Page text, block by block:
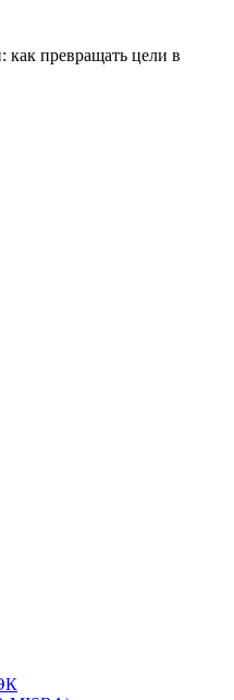
как превращать цели в